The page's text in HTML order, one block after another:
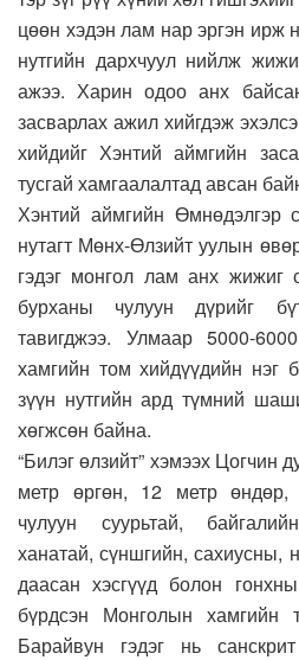
цөөн хэдэн лам нар эргэн ирж
нутгийн дархчуул нийлж
ажээ. Харин одоо анх
засварлах ажил хийгдэж
хийдийг Хэнтий аймгийн
тусгай хамгаалалтад авсан
Хэнтий аймгийн Өмнөдэлгэр
нутагт Мөнх-Өлзийт уулын
гэдэг монгол лам анх
бурханы чулуун дүрийг
тавигджээ. Улмаар 5000-
хамгийн том хийдүүдийн нэг
зүүн нутгийн ард түмний
хөгжсөн байна.
“Билэг өлзийт” хэмээх Цогчин
метр өргөн, 12 метр өндөр,
чулуун суурьтай,
ханатай, сүншгийн, сахиусны,
даасан хэсгүүд болон
бүрдсэн Монголын
Барайвун гэдэг нь